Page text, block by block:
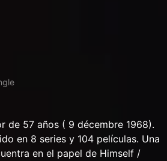
de 57 años ( 9 décembre 1968).
en 8 series y 104 películas. Una
en el papel de Himself /